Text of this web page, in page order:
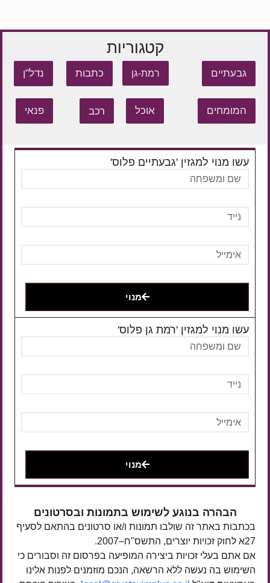
קטגוריות
גבעתיים רמת-גן כתבות נדל"ן
המומחים אוכל רכב פנאי
עשו מנוי למגזין 'גבעתיים פלוס'
מנוי
עשו מנוי למגזין 'רמת גן פלוס'
מנוי
הבהרה בנוגע לשימוש בתמונות ובסרטונים
בכתבות באתר זה שולבו תמונות ו/או סרטונים בהתאם לסעיף
27א לחוק זכויות יוצרים, התשס"ח–2007.
אם אתם בעלי זכויות ביצירה המופיעה בפרסום זה וסבורים כי
השימוש בה נעשה ללא הרשאה, הנכם מוזמנים לפנות אלינו